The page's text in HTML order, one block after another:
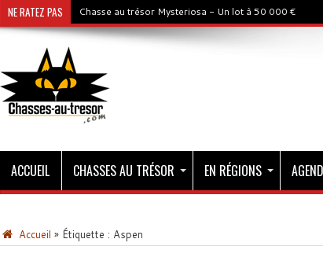
NE RATEZ PAS Chasse au trésor Mysteriosa - Un lot à 50 000 €
ACCUEIL CHASSES AU TRÉSOR EN RÉGIONS
Accueil » Étiquette : Aspen